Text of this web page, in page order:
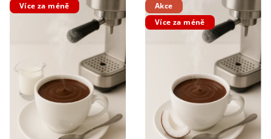
Více za méně
Akce
Více za méně